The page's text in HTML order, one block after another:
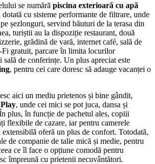
se numără piscina exterioară cu apă
dotată cu sisteme performante de filtrare, unde
șezlonguri, servind băuturi de la terasa din
turiștii au la dispoziție restaurant, două
grădină de vară, internet café, sală de
gratuit, parcare în limita locurilor
de conferințe. Un plus apreciat este
, pentru cei care doresc să adauge vacanței o
aici un mediu prietenos și bine gândit,
, unde cei mici se pot juca, dansa și
plus, în funcție de pachetul ales, copiii
flexibile de cazare, iar pentru camerele
extensibilă oferă un plus de confort. Totodată,
de companie de talie mică și medie, pentru
ce îl face o opțiune comodă pentru
împreună cu prietenii necuvântători.